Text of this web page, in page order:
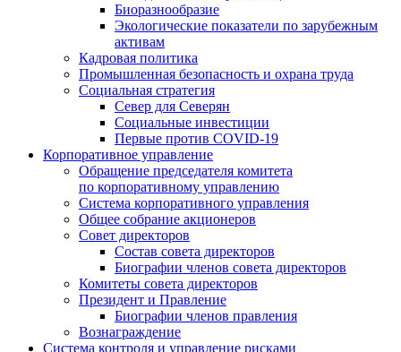
Биоразнообразие
Экологические показатели по зарубежным
активам
Кадровая политика
Промышленная безопасность и охрана труда
Социальная стратегия
Север для Северян
Социальные инвестиции
Первые против COVID‑19
Корпоративное управление
Обращение председателя комитета
по корпоративному управлению
Система корпоративного управления
Общее собрание акционеров
Совет директоров
Состав совета директоров
Биографии членов совета директоров
Комитеты совета директоров
Президент и Правление
Биографии членов правления
Вознаграждение
Система контроля и управление рисками